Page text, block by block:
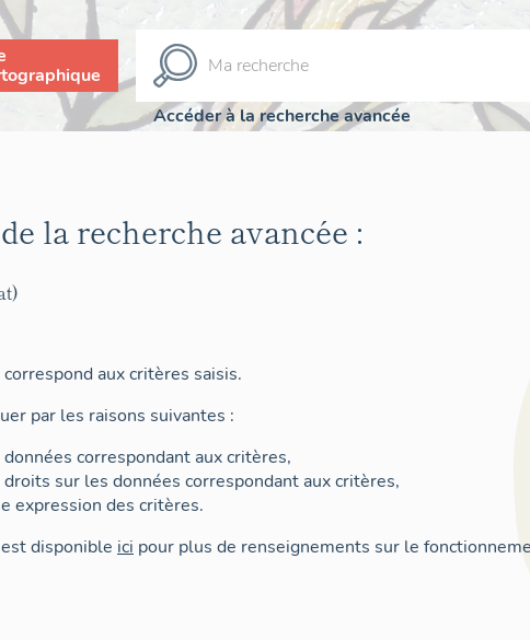
Accéder à la recherche avancée
la recherche avancée :
aux critères saisis.
par les raisons suivantes :
correspondant aux critères,
droits sur les données correspondant aux critères,
expression des critères.
disponible ici pour plus de renseignements sur le